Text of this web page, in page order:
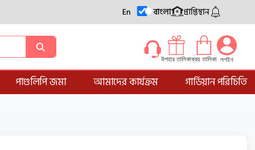
En বাংলা প্রাপ্তিস্থান
উপহার তালিকাক্রয় তালিকা লগইন
পাণ্ডলিপি জমা আমাদের কার্যক্রম গার্ডিয়ান পরিচিতি